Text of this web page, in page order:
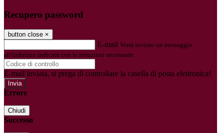
Recupero password
button close ×
E-mail Verrà inviato un messaggio
all'indirizzo indicato con le istruzioni necessarie.
E-mail inviata, si prega di controllare la casella di posta elettronica!
Errore
Chiudi
Successo